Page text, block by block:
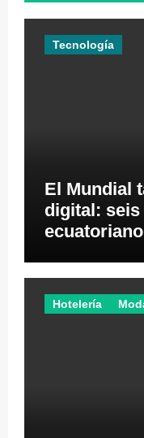
Tecnología
El Mundial
digital: seis
Hotelería